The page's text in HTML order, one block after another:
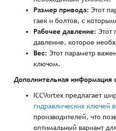
Размер привода: Этот
гаек и болтов, с
Рабочее давление: Этот
давление, которое
Вес: Этот параметр
ключом.
Дополнительная информация
ICCVortex предлагает
гидравлических ключей
производителей, что
оптимальный вариант